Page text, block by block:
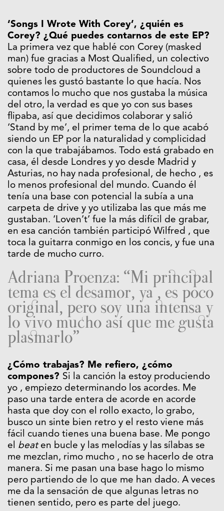
‘Songs I Wrote With Corey’, ¿quién es
Corey? ¿Qué puedes contarnos de este EP?
La primera vez que hablé con Corey (masked
man) fue gracias a Most Qualified, un colectivo
sobre todo de productores de Soundcloud a
quienes les gustó bastante lo que hacía. Nos
contamos lo mucho que nos gustaba la música
del otro, la verdad es que yo con sus bases
flipaba, así que decidimos colaborar y salió
‘Stand by me’, el primer tema de lo que acabó
siendo un EP por la naturalidad y complicidad
con la que trabajábamos. Todo está grabado en
casa, él desde Londres y yo desde Madrid y
Asturias, no hay nada profesional, de hecho , es
lo menos profesional del mundo. Cuando él
tenía una base con potencial la subía a una
carpeta de drive y yo utilizaba las que más me
gustaban. ‘Loven’t’ fue la más difícil de grabar,
en esa canción también participó Wilfred , que
toca la guitarra conmigo en los concis, y fue una
tarde de mucho curro.
Adriana Proenza: “Mi principal
tema es el desamor, ya , es poco
original, pero soy una intensa y
lo vivo mucho así que me gusta
plasmarlo”
¿Cómo trabajas? Me refiero, ¿cómo
compones? Si la canción la estoy produciendo
yo , empiezo determinando los acordes. Me
paso una tarde entera de acorde en acorde
hasta que doy con el rollo exacto, lo grabo,
busco un sinte bien retro y el resto viene más
fácil cuando tienes una buena base. Me pongo
el beaten bucle y las melodías y las sílabas se
me mezclan, rimo mucho , no se hacerlo de otra
manera. Si me pasan una base hago lo mismo
pero partiendo de lo que me han dado. A veces
me da la sensación de que algunas letras no
tienen sentido, pero es parte del juego.